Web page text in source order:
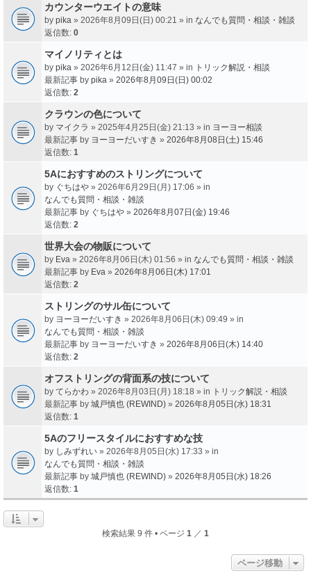
カウンターウエイトの意味
by pika » 2026年8月09日(日) 00:21 » in なんでも質問・相談・雑談
返信数: 0
マイノリティとは
by pika » 2026年6月12日(金) 11:47 » in トリック解説・相談
最新記事 by pika » 2026年8月09日(日) 00:02
返信数: 2
クラウンの色について
by マイクラ » 2025年4月25日(金) 21:13 » in ヨーヨー相談
最新記事 by ヨーヨーだいすき » 2026年8月08日(土) 15:46
返信数: 1
5Aにおすすめのストリングについて
by ぐちはや » 2026年6月29日(月) 17:06 » in
なんでも質問・相談・雑談
最新記事 by ぐちはや » 2026年8月07日(金) 19:46
返信数: 2
世界大会の物販について
by Eva » 2026年8月06日(木) 01:56 » in なんでも質問・相談・雑談
最新記事 by Eva » 2026年8月06日(木) 17:01
返信数: 2
ストリングのサル缶について
by ヨーヨーだいすき » 2026年8月06日(木) 09:49 » in
なんでも質問・相談・雑談
最新記事 by ヨーヨーだいすき » 2026年8月06日(木) 14:40
返信数: 2
オフストリングの背面系の技について
by てらかわ » 2026年8月03日(月) 18:18 » in トリック解説・相談
最新記事 by 城戸慎也 (REWIND) » 2026年8月05日(水) 18:31
返信数: 1
5Aのフリースタイルにおすすめな技
by しみずれい » 2026年8月05日(水) 17:33 » in
なんでも質問・相談・雑談
最新記事 by 城戸慎也 (REWIND) » 2026年8月05日(水) 18:26
返信数: 1
検索結果 9 件 • ページ 1 ／ 1
ページ移動